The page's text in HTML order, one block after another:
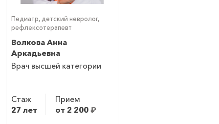
Педиатр, детский невролог,
рефлексотерапевт
Волкова Анна
Аркадьевна
Врач высшей категории
Стаж
27 лет
Прием
от 2 200 ₽